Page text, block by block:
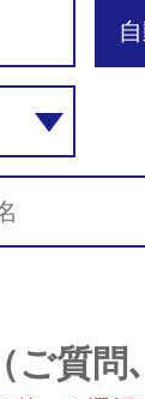
ご質問